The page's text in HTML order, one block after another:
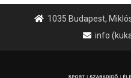
1035 Budapest,
info